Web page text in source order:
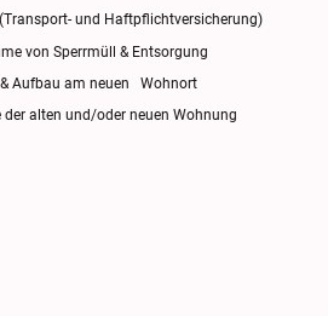
und Haftpflichtversicherung)
von Sperrmüll & Entsorgung
Aufbau am neuen Wohnort
der alten und/oder neuen Wohnung